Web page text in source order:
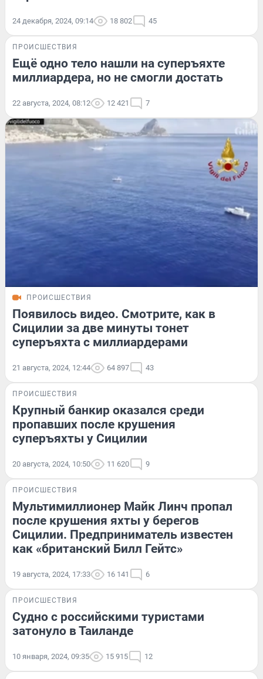
24 декабря, 2024, 09:14 18 802 45
ПРОИСШЕСТВИЯ
Ещё одно тело нашли на суперъяхте
миллиардера, но не смогли достать
22 августа, 2024, 08:12 12 421 7
ПРОИСШЕСТВИЯ
Появилось видео. Смотрите, как в
Сицилии за две минуты тонет
суперъяхта с миллиардерами
21 августа, 2024, 12:44 64 897 43
ПРОИСШЕСТВИЯ
Крупный банкир оказался среди
пропавших после крушения
суперъяхты у Сицилии
20 августа, 2024, 10:50 11 620 9
ПРОИСШЕСТВИЯ
Мультимиллионер Майк Линч пропал
после крушения яхты у берегов
Сицилии. Предприниматель известен
как «британский Билл Гейтс»
19 августа, 2024, 17:33 16 141 6
ПРОИСШЕСТВИЯ
Судно с российскими туристами
затонуло в Таиланде
10 января, 2024, 09:35 15 915 12